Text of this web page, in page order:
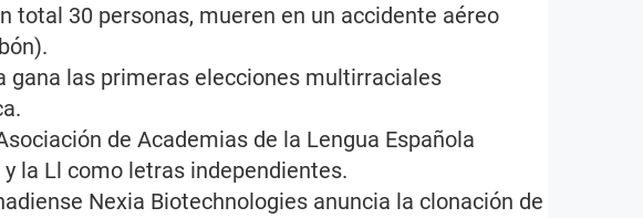
total 30 personas, mueren en un accidente aéreo
gana las primeras elecciones multirraciales
de Academias de la Lengua Española
la Ll como letras independientes.
Nexia Biotechnologies anuncia la clonación de